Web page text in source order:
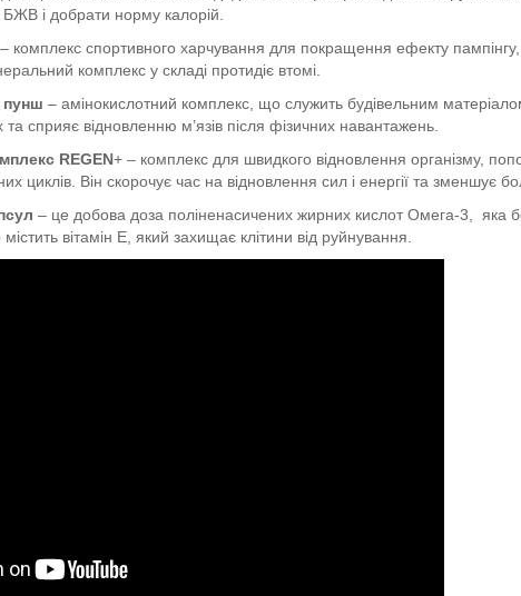
і добрати норму калорій.
– комплекс спортивного харчування для покращення ефекту
комплекс у складі протидіє втомі.
пунш – амінокислотний комплекс, що служить будівельним
сприяє відновленню м’язів після фізичних навантажень.
REGEN+ – комплекс для швидкого відновлення організму,
циклів. Він скорочує час на відновлення сил і енергії та зменшує
– це добова доза поліненасичених жирних кислот Омега-3, яка
вітамін Е, який захищає клітини від руйнування.